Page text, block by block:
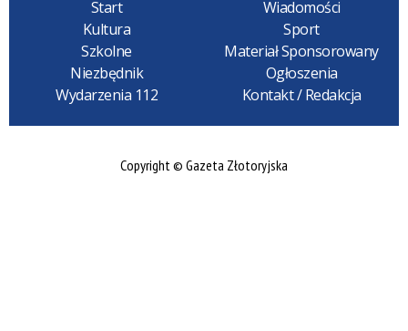
Start
Wiadomości
Kultura
Sport
Szkolne
Materiał Sponsorowany
Niezbędnik
Ogłoszenia
Wydarzenia 112
Kontakt / Redakcja
Copyright © Gazeta Złotoryjska